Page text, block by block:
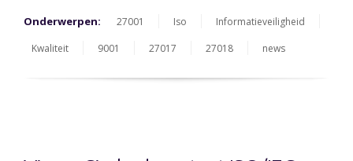
Onderwerpen: 27001 Iso
Informatieveiligheid
Kwaliteit
9001 27017 27018 news